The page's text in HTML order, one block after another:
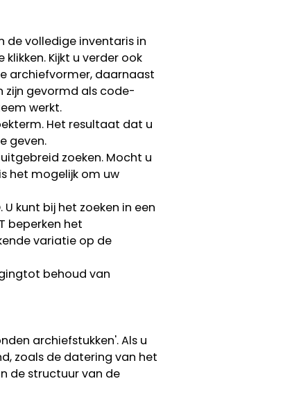
de volledige inventaris in
Kijkt u verder ook
archiefvormer, daarnaast
zijn gevormd als code-
werkt.
Het resultaat dat u
geven.
zoeken. Mocht u
het mogelijk om uw
kunt bij het zoeken in een
beperken het
variatie op de
behoud van
archiefstukken'. Als u
zoals de datering van het
de structuur van de